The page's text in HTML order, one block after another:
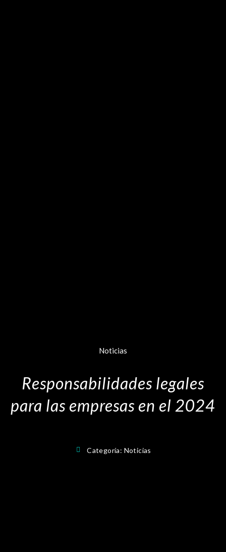
Noticias
Responsabilidades legales
para las empresas en el 2024
Categoría: Noticias